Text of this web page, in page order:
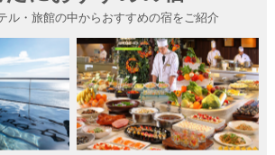
ル・旅館の中からおすすめの宿をご紹介